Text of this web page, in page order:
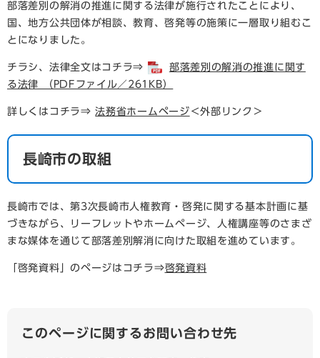
部落差別の解消の推進に関する法律が施行されたことにより、
国、地方公共団体が相談、教育、啓発等の施策に一層取り組むこ
とになりました。
チラシ、法律全文はコチラ⇒
部落差別の解消の推進に関す
る法律 （PDFファイル／261KB）
詳しくはコチラ⇒法務省ホームページ ＜外部リンク＞
長崎市の取組
長崎市では、第3次長崎市人権教育・啓発に関する基本計画に基
づきながら、リーフレットやホームページ、人権講座等のさまざ
まな媒体を通じて部落差別解消に向けた取組を進めています。
「啓発資料」のページはコチラ⇒啓発資料
このページに関するお問い合わせ先